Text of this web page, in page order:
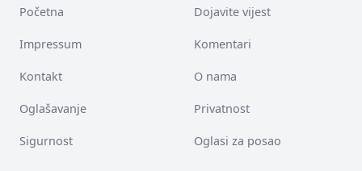
Početna Dojavite vijest
Impressum Komentari
Kontakt O nama
Oglašavanje Privatnost
Sigurnost Oglasi za posao